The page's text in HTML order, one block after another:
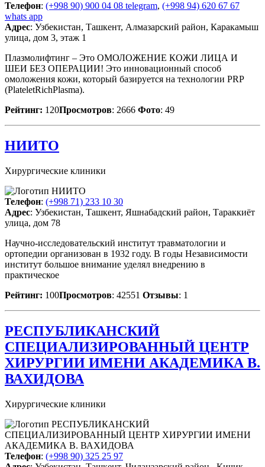
Телефон: (+998 90) 900 04 08 telegram, (+998 94) 620 67 67
whats app
Адрес: Узбекистан, Ташкент, Алмазарский район, Каракамыш
улица, дом 3, этаж 1
Плазмолифтинг – Это ОМОЛОЖЕНИЕ КОЖИ ЛИЦА И
ШЕИ БЕЗ ОПЕРАЦИИ! Это инновационный способ
омоложения кожи, который базируется на технологии PRP
(PlateletRichPlasma).
Рейтинг: 120Просмотров: 2666 Фото: 49
НИИТО
Хирургические клиники
Телефон: (+998 71) 233 10 30
Адрес: Узбекистан, Ташкент, Яшнабадский район, Тараккиёт
улица, дом 78
Научно-исследовательский институт травматологии и
ортопедии организован в 1932 году. В годы Независимости
институт большое внимание уделял внедрению в
практическое
Рейтинг: 100Просмотров: 42551 Отзывы: 1
РЕСПУБЛИКАНСКИЙ
СПЕЦИАЛИЗИРОВАННЫЙ ЦЕНТР
ХИРУРГИИ ИМЕНИ АКАДЕМИКА В.
ВАХИДОВА
Хирургические клиники
Телефон: (+998 90) 325 25 97